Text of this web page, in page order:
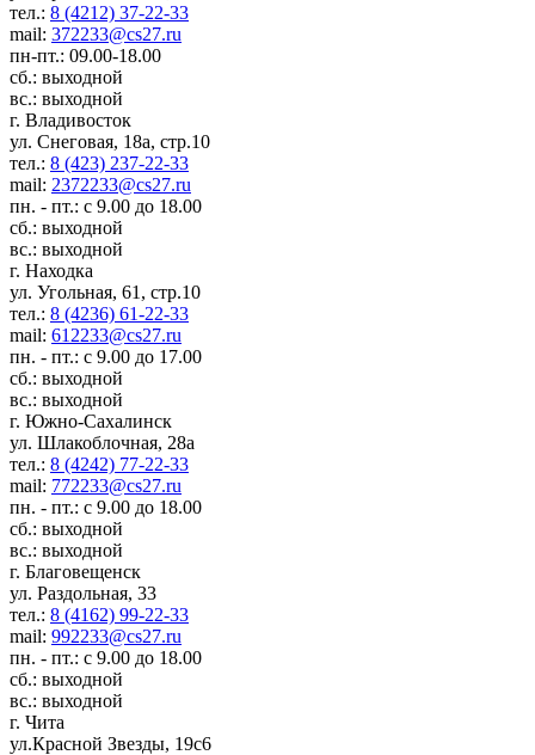
тел.: 8 (4212) 37-22-33
mail: 372233@cs27.ru
пн-пт.: 09.00-18.00
сб.: выходной
вс.: выходной
г. Владивосток
ул. Снеговая, 18а, стр.10
тел.: 8 (423) 237-22-33
mail: 2372233@cs27.ru
пн. - пт.: с 9.00 до 18.00
сб.: выходной
вс.: выходной
г. Находка
ул. Угольная, 61, стр.10
тел.: 8 (4236) 61-22-33
mail: 612233@cs27.ru
пн. - пт.: с 9.00 до 17.00
сб.: выходной
вс.: выходной
г. Южно-Сахалинск
ул. Шлакоблочная, 28а
тел.: 8 (4242) 77-22-33
mail: 772233@cs27.ru
пн. - пт.: с 9.00 до 18.00
сб.: выходной
вс.: выходной
г. Благовещенск
ул. Раздольная, 33
тел.: 8 (4162) 99-22-33
mail: 992233@cs27.ru
пн. - пт.: с 9.00 до 18.00
сб.: выходной
вс.: выходной
г. Чита
ул.Красной Звезды, 19с6